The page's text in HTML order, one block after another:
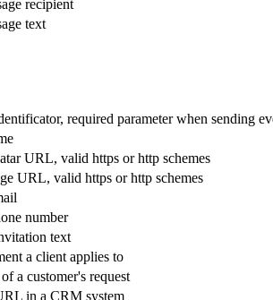
recipient
text
required parameter when sending
URL, valid https or http schemes
URL, valid https or http schemes
number
text
a client applies to
a customer's request
in a CRM system